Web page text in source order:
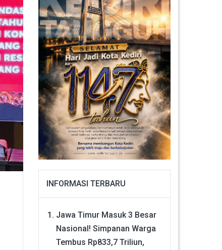
INFORMASI TERBARU
Jawa Timur Masuk 3 Besar
Nasional! Simpanan Warga
Tembus Rp833,7 Triliun,